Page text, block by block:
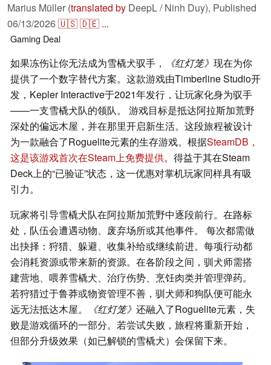
Marius Müller (translated by DeepL / Ninh Duy), Published
06/13/2026🇺🇸🇩🇪 ...
Gaming Deal
如果冻伤让你无法成为雪橇犬驭手， 《红灯笼》 现在为你
提供了一个数字替代方案。这款游戏由Timberline Studio开
发，Kepler Interactive于2021年发行，让玩家化身为驭手
——一支雪橇犬队的领队。 游戏目标是抵达阿拉斯加荒野
深处的偏远木屋，并在那里开启新生活。这段旅程被设计
为一款融合了Roguelite元素的生存游戏。根据SteamDB ，
这是该游戏首次在Steam上免费提供。得益于其在Steam
Deck上的“已验证”状态，这一优惠对掌机玩家同样具有吸
引力。
玩家将引导雪橇犬队在阿拉斯加荒野中逐段前行。在路标
处，队伍会遭遇动物、废弃场所或其他事件。 每次都需做
出抉择：狩猎、躲避、收集补给或继续前进。每项行动都
会消耗资源或带来新的资源。在各阶段之间，驯犬师需搭
建营地、喂养雪橇犬、治疗伤势、烹饪肉类并管理弹药。
若狩猎过于鲁莽或物资管理不善，驯犬师和狗队便可能永
远无法抵达木屋。
《红灯笼》 还融入了Roguelite元素，失
败是游戏循环的一部分。若尝试失败，旅程将重新开始，
但部分升级效果（如已解锁的雪橇犬）会保留下来。